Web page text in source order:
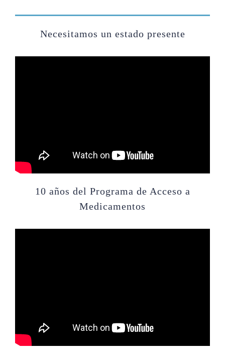
Necesitamos un estado presente
10 años del Programa de Acceso a
Medicamentos